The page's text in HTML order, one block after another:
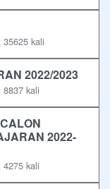
kali
2022/2023
kali
2022-
kali